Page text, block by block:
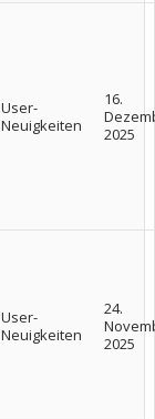
User-
Neuigkeiten
16.
2025
User-
Neuigkeiten
24.
2025